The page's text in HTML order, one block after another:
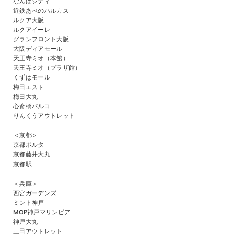
近鉄あべのハルカス
ルクア大阪
ルクアイーレ
グランフロント大阪
大阪ディアモール
天王寺ミオ（本館）
天王寺ミオ（プラザ館）
くずはモール
梅田エスト
梅田大丸
心斎橋パルコ
りんくうアウトレット
＜京都＞
京都ポルタ
京都藤井大丸
京都駅
＜兵庫＞
西宮ガーデンズ
ミント神戸
MOP神戸マリンピア
神戸大丸
三田アウトレット